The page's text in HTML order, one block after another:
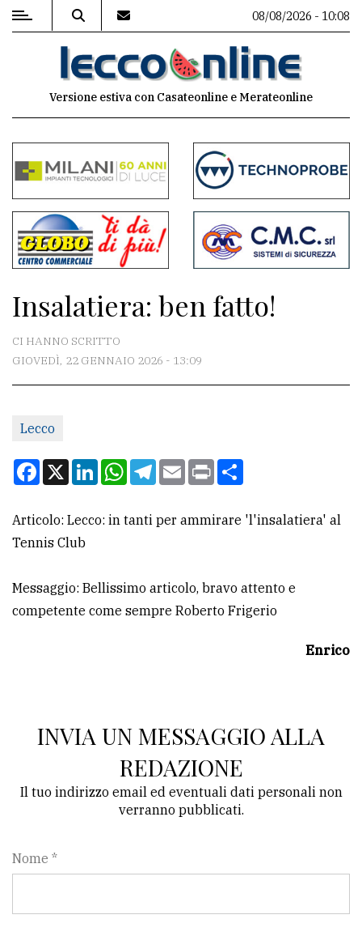
MENU
commenti
Contenuti
del
sito
Meteo
CONTATTI
redazione
Scrivici
Per
la
tua
CERCA
avanzata
LE
08/08/2026 - 10:08
Versione estiva con Casateonline e Merateonline
Insalatiera: ben fatto!
CI HANNO SCRITTO
GIOVEDÌ, 22 GENNAIO 2026 - 13:09
Lecco
Facebook
X LinkedInWhatsApp
Telegram
EmailPrint
Articolo: Lecco: in tanti per ammirare 'l'insalatiera' al
Tennis Club
Messaggio: Bellissimo articolo, bravo attento e
competente come sempre Roberto Frigerio
Enrico
INVIA UN MESSAGGIO ALLA
REDAZIONE
Il tuo indirizzo email ed eventuali dati personali non
verranno pubblicati.
Nome *